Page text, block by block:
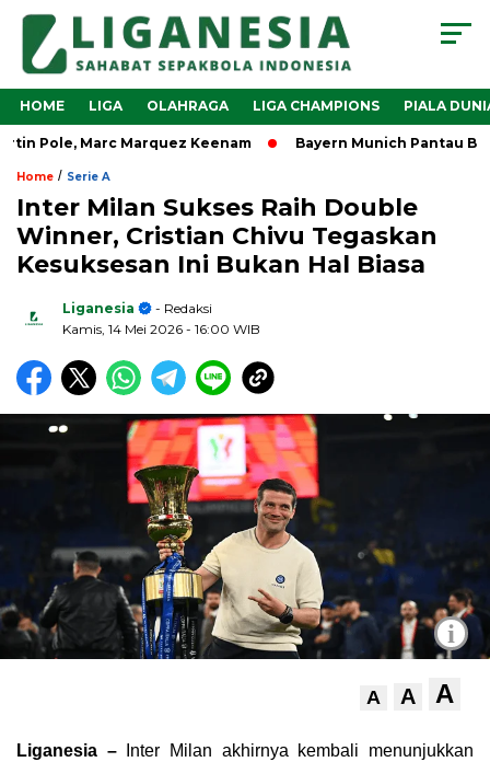
HOME LIGA OLAHRAGA LIGA CHAMPIONS PIALA
Pole, Marc Marquez Keenam Bayern Munich Pantau
Home / Serie A
Inter Milan Sukses Raih Double
Winner, Cristian Chivu Tegaskan
Kesuksesan Ini Bukan Hal Biasa
Liganesia
- Redaksi
Kamis, 14 Mei 2026 - 16:00 WIB
i
A A A
Liganesia –Inter Milan akhirnya kembali menunjukkan